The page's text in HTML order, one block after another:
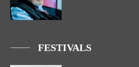
FESTIVALS